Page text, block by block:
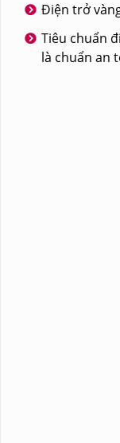
Điện trở
Tiêu chuẩn
là chuẩn an